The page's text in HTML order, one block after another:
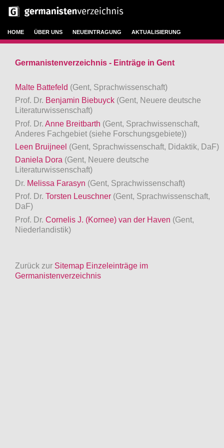
HOME ÜBER UNS NEUEINTRAGUNG AKTUALISIERUNG
Germanistenverzeichnis - Einträge in Gent
Malte Battefeld (Gent, Sprachwissenschaft)
Prof. Dr. Benjamin Biebuyck (Gent, Neuere deutsche
Literaturwissenschaft)
Prof. Dr. Anne Breitbarth (Gent, Sprachwissenschaft,
Anderes Fachgebiet (siehe Forschungsgebiete))
Leen Bruijneel (Gent, Sprachwissenschaft, Didaktik, DaF)
Daniela Dora (Gent, Neuere deutsche
Literaturwissenschaft)
Dr. Melissa Farasyn (Gent, Sprachwissenschaft)
Prof. Dr. Torsten Leuschner (Gent, Sprachwissenschaft,
DaF)
Prof. Dr. Cornelis J. (Kornee) van der Haven (Gent,
Niederlandistik)
Zurück zur Sitemap Einzeleinträge im
Germanistenverzeichnis